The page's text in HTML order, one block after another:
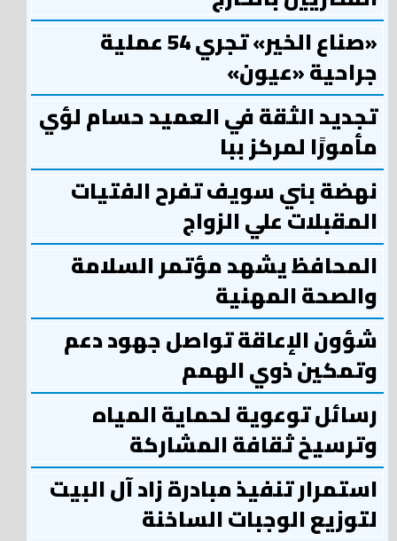
«صناع الخير» تجري 54 عملية
جراحية «عيون»
تجديد الثقة في العميد حسام لؤي
مأمورًا لمركز ببا
نهضة بني سويف تفرح الفتيات
المقبلات علي الزواج
المحافظ يشهد مؤتمر السلامة
والصحة المهنية
شؤون الإعاقة تواصل جهود دعم
وتمكين ذوي الهمم
رسائل توعوية لحماية المياه
وترسيخ ثقافة المشاركة
استمرار تنفيذ مبادرة زاد آل البيت
لتوزيع الوجبات الساخنة